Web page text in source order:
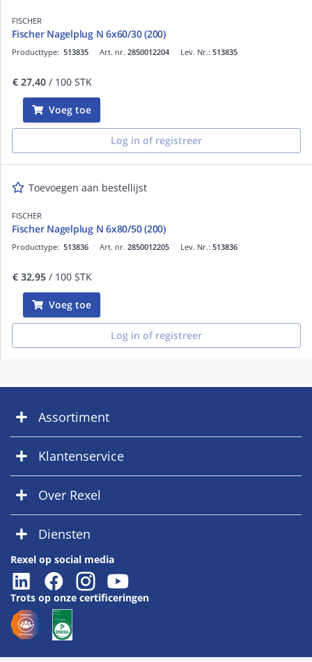
FISCHER
Fischer Nagelplug N 6x60/30 (200)
Art. nr. 2850012204
Producttype: 513835 Lev. Nr.: 513835
€ 27,40 / 100 STK
Voeg toe
Log in of registreer
Toevoegen aan bestellijst
FISCHER
Fischer Nagelplug N 6x80/50 (200)
Art. nr. 2850012205
Producttype: 513836 Lev. Nr.: 513836
€ 32,95 / 100 STK
Voeg toe
Log in of registreer
Assortiment
Klantenservice
Over Rexel
Diensten
Rexel op social media
Trots op onze certificeringen